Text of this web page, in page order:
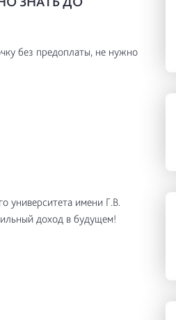
без предоплаты, не нужно
университета имени Г.В.
доход в будущем!